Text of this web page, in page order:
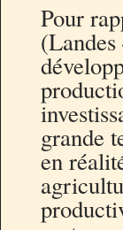
Pour
grande
en